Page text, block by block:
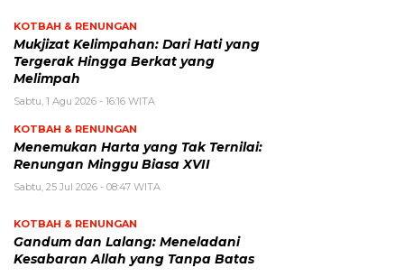
KOTBAH & RENUNGAN
Mukjizat Kelimpahan: Dari Hati yang
Tergerak Hingga Berkat yang
Melimpah
Sabtu, 1 Agu 2026 - 16:16 WITA
KOTBAH & RENUNGAN
Menemukan Harta yang Tak Ternilai:
Renungan Minggu Biasa XVII
Sabtu, 25 Jul 2026 - 08:47 WITA
KOTBAH & RENUNGAN
Gandum dan Lalang: Meneladani
Kesabaran Allah yang Tanpa Batas